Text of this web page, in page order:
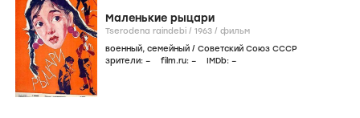
Маленькие рыцари
Tserodena raindebi / 1963 / фильм
военный, семейный / Советский Союз СССР
зрители: – film.ru: – IMDb: –